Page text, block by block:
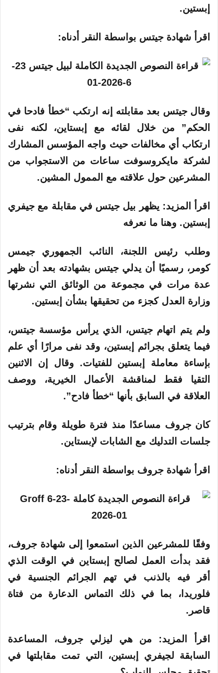
إبستين.
اقرأ شهادة جيتس بواسطة النقر أدناه:
وقال جيتس بعد مقابلته إنه ارتكب “خطأ فادحا في
الحكم” من خلال لقائه مع
إبستاين، لكنه نفى
ارتكاب أي مخالفات حيث واجه المؤسس المشارك
لشركة مايكروسوفت ساعات من الاستجواب من
المشرعين حول علاقته مع الممول المشين.
اقرأ المزيد: يظهر بيل جيتس في مقابلة مع جيفري
إبستين. وهنا ما نعرفه
وطلب رئيس اللجنة، النائب الجمهوري جيمس
كومر، رسميًا أن يدلي جيتس بشهادته بعد أن ظهر
عدة مرات في مجموعة من الوثائق التي نشرتها
وزارة العدل كجزء من تحقيقها بشأن إبستين.
ولم يتم اتهام جيتس، الذي يرأس مؤسسة جيتس،
فيما يتعلق بجرائم إبستين، وقد نفى مرارًا أي علم
بإساءة معاملة إبستين للفتيات. وقال إن الاثنين
التقيا فقط لمناقشة الأعمال الخيرية، ووصف
العلاقة في السابق بأنها “خطأ فادح”.
كان جروف مساعدًا منذ فترة طويلة وقام بترتيب
جلسات التدليك مع الشابات لإبستاين.
اقرأ شهادة جروف بواسطة النقر أدناه:
وفقًا للمشرعين الذين استمعوا إلى شهادة جروف،
فقد بدأت العمل لصالح إبستاين في الوقت الذي
أقر فيه بالذنب في تهم الجرائم الجنسية في
فلوريدا، بما في ذلك التماس الدعارة من فتاة
قاصر.
اقرأ المزيد: من هي ليزلي جروف، المساعدة
السابقة لجيفري إبستين، التي تمت مقابلتها في